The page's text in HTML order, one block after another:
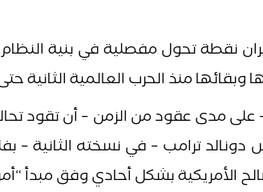
نقطة تحول مفصلية في بنية
منذ الحرب العالمية الثانية
– على مدى عقود من الزمن – أن تقود
دونالد ترامب – في نسخته الثانية –
الأمريكية بشكل أحادي وفق مبدأ